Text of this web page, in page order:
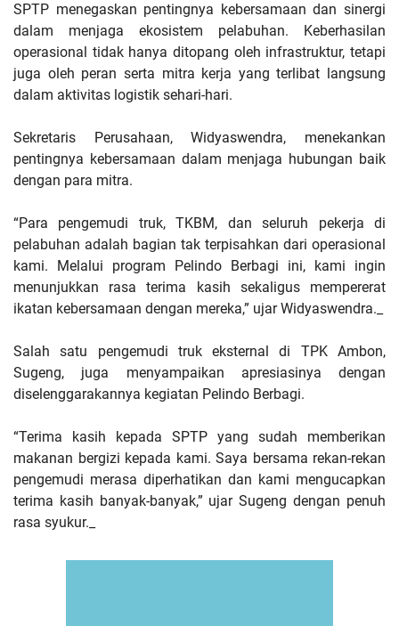
SPTP menegaskan pentingnya kebersamaan dan sinergi
dalam menjaga ekosistem pelabuhan. Keberhasilan
operasional tidak hanya ditopang oleh infrastruktur, tetapi
juga oleh peran serta mitra kerja yang terlibat langsung
dalam aktivitas logistik sehari-hari.
Sekretaris Perusahaan, Widyaswendra, menekankan
pentingnya kebersamaan dalam menjaga hubungan baik
dengan para mitra.
“Para pengemudi truk, TKBM, dan seluruh pekerja di
pelabuhan adalah bagian tak terpisahkan dari operasional
kami. Melalui program Pelindo Berbagi ini, kami ingin
menunjukkan rasa terima kasih sekaligus mempererat
ikatan kebersamaan dengan mereka,” ujar Widyaswendra._
Salah satu pengemudi truk eksternal di TPK Ambon,
Sugeng, juga menyampaikan apresiasinya dengan
diselenggarakannya kegiatan Pelindo Berbagi.
“Terima kasih kepada SPTP yang sudah memberikan
makanan bergizi kepada kami. Saya bersama rekan-rekan
pengemudi merasa diperhatikan dan kami mengucapkan
terima kasih banyak-banyak,” ujar Sugeng dengan penuh
rasa syukur._